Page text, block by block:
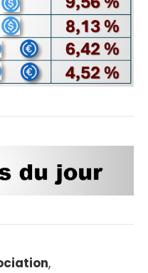
,